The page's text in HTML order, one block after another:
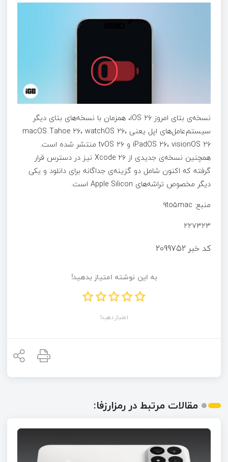
نسخه‌ی بتای امروز iOS ۲۶، همزمان با نسخه‌های بتای دیگر
سیستم‌عامل‌های اپل یعنی macOS Tahoe ۲۶، watchOS ۲۶،
iPadOS ۲۶، visionOS ۲۶ و tvOS ۲۶ منتشر شده است.
همچنین نسخه‌ی جدیدی از Xcode ۲۶ نیز در دسترس قرار
گرفته که اکنون شامل دو گزینه‌ی جداگانه برای دانلود و یکی
دیگر مخصوص تراشه‌های Apple Silicon است.
منبع: ۹to۵mac
۲۲۷۳۲۳
کد خبر 2099752
به این نوشته امتیاز بدهید!
امتیاز دهید!
مقالات مرتبط در رمزارزفا: